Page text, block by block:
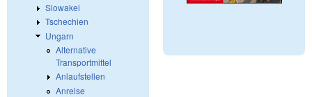
Slowakei
Tschechien
Ungarn
Alternative
Transportmittel
Anlaufstellen
Anreise